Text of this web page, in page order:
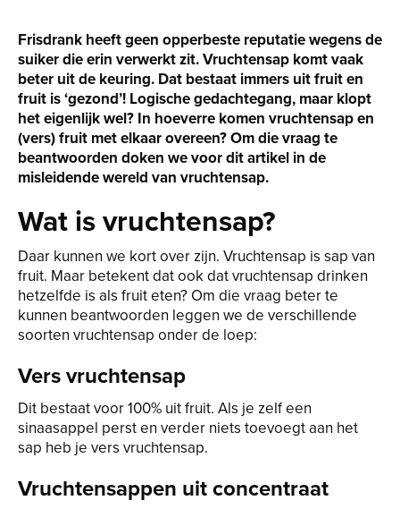
Frisdrank heeft geen opperbeste reputatie wegens de
suiker die erin verwerkt zit. Vruchtensap komt vaak
beter uit de keuring. Dat bestaat immers uit fruit en
fruit is ‘gezond’! Logische gedachtegang, maar klopt
het eigenlijk wel? In hoeverre komen vruchtensap en
(vers) fruit met elkaar overeen? Om die vraag te
beantwoorden doken we voor dit artikel in de
misleidende wereld van vruchtensap.
Wat is vruchtensap?
Daar kunnen we kort over zijn. Vruchtensap is sap van
fruit. Maar betekent dat ook dat vruchtensap drinken
hetzelfde is als fruit eten? Om die vraag beter te
kunnen beantwoorden leggen we de verschillende
soorten vruchtensap onder de loep:
Vers vruchtensap
Dit bestaat voor 100% uit fruit. Als je zelf een
sinaasappel perst en verder niets toevoegt aan het
sap heb je vers vruchtensap.
Vruchtensappen uit concentraat